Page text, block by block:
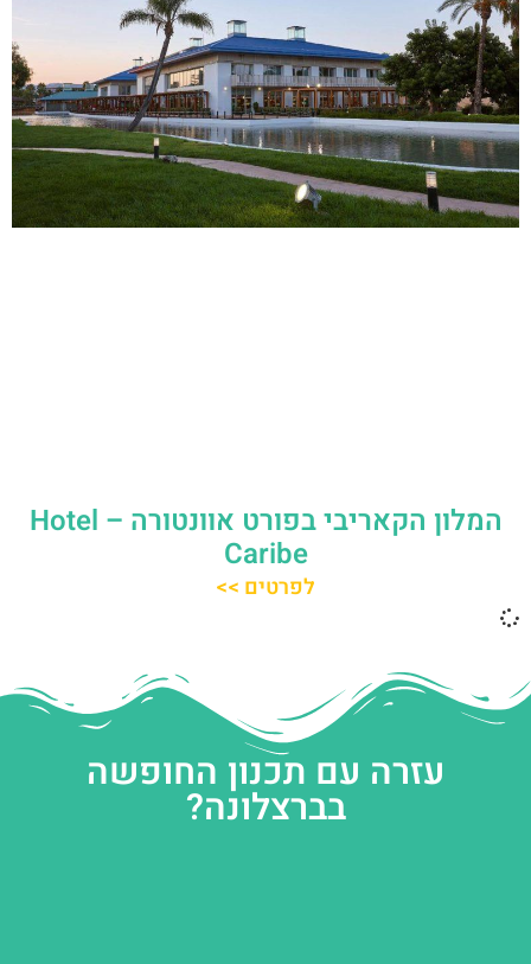
המלון הקאריבי בפורט אוונטורה – Hotel
Caribe
לפרטים >>
עזרה עם תכנון החופשה
בברצלונה?